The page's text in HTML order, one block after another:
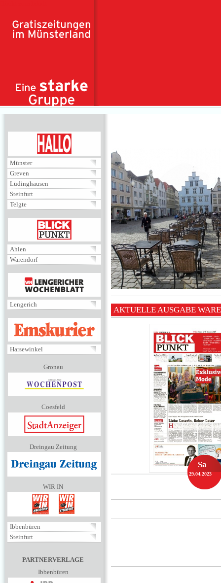
Münster
Greven
Lüdinghausen
Steinfurt
Telgte
BLICKPUNKT
Ahlen
Warendorf
MENÜ
Lengerich
EMSKURIER
Harsewinkel
Gronau
Coesfeld
Dreingau Zeitung
WIR IN
Ibbenbüren
Steinfurt
PARTNERVERLAGE
Ibbenbüren
AKTUELLE AUSGABE
Sa
29.04.2023